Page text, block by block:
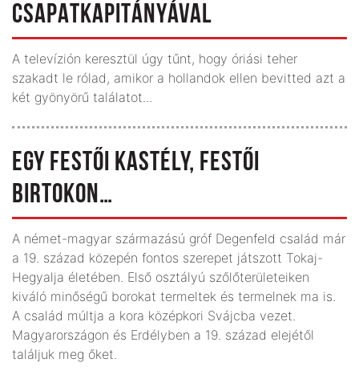
CSAPATKAPITÁNYÁVAL
A televízión keresztül úgy tűnt, hogy óriási teher
szakadt le rólad, amikor a hollandok ellen bevitted azt a
két gyönyörű találatot...
EGY FESTŐI KASTÉLY, FESTŐI
BIRTOKON…
A német-magyar származású gróf Degenfeld család már
a 19. század közepén fontos szerepet játszott Tokaj-
Hegyalja életében. Első osztályú szőlőterületeiken
kiváló minőségű borokat termeltek és termelnek ma is.
A család múltja a kora középkori Svájcba vezet.
Magyarországon és Erdélyben a 19. század elejétől
találjuk meg őket.